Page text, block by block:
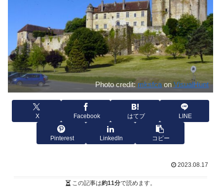
Photo credit: mksfcaonVisualHunt
X Facebook はてブ LINE
Pinterest LinkedIn コピー
2023.08.17
この記事は約11分で読めます。